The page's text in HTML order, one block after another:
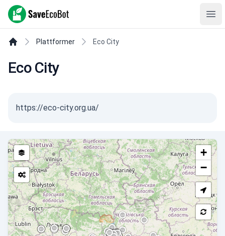
SaveEcoBot
Plattformer Eco City
Eco City
https://eco-city.org.ua/
+
−